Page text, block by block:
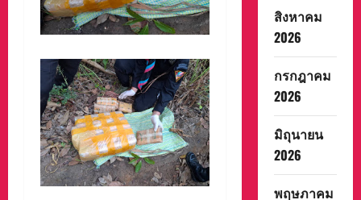
สิงหาคม
2026
กรกฎาคม
2026
มิถุนายน
2026
พฤษภาคม